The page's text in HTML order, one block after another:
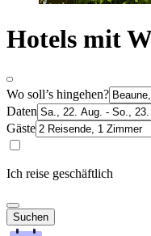
Hotels mit
Wo soll’s hingehen?
Daten
Gäste
Ich reise geschäftlich
Suchen